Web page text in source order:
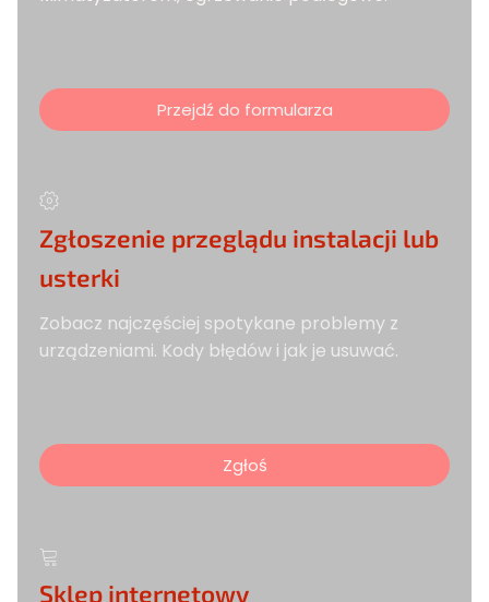
Przejdź do formularza
Zgłoszenie przeglądu instalacji lub
usterki
Zobacz najczęściej spotykane problemy z
urządzeniami. Kody błędów i jak je usuwać.
Zgłoś
Sklep internetowy